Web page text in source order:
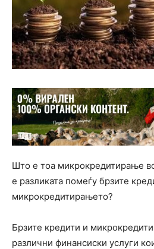
Што е тоа микрокредитирање
е разликата помеѓу брзите
микрокредитирањето?
Брзите кредити и
различни финансиски услуги